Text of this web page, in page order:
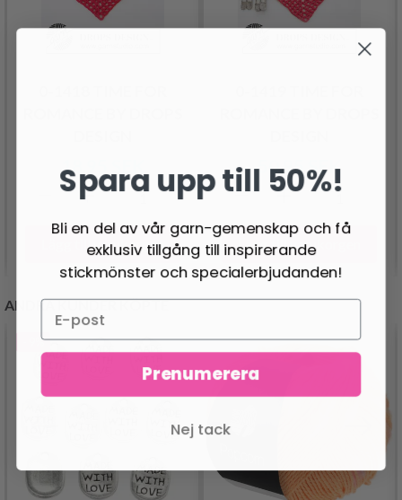
18.95 SEK
Lägg till varukorgen
50.95 SEK
Lägg till varukorgen
ANDRA KUNDER KÖPTE
- 9%
Spara upp till 50%!
Bli en del av vår garn-gemenskap och få
exklusiv tillgång till inspirerande
stickmönster och specialerbjudanden!
Prenumerera
Nej tack